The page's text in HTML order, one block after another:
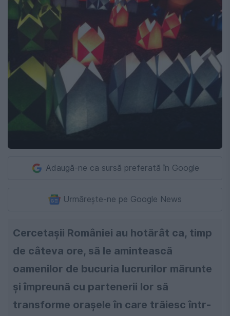
Adaugă-ne ca sursă preferată în Google
Urmărește-ne pe Google News
Cercetașii României au hotărât ca, timp
de câteva ore, să le amintească
oamenilor de bucuria lucrurilor mărunte
și împreună cu partenerii lor să
transforme oraşele în care trăiesc într-